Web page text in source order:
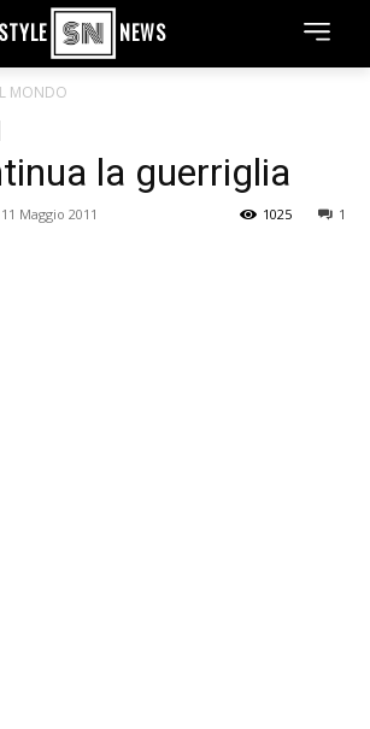
STYLE NEWS
MONDO
la guerriglia
11 Maggio 2011 1
1025